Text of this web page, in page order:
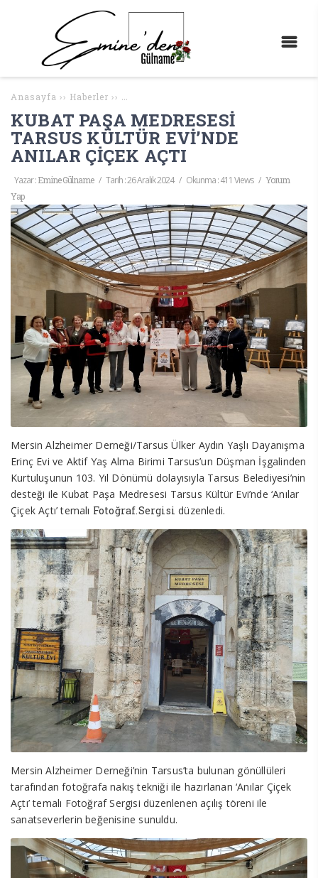
Anasayfa ›› Haberler ›› KUBAT PAŞA MEDRESESİ TARSUS KÜLTÜR
KUBAT PAŞA MEDRESESİ
TARSUS KÜLTÜR EVİ’NDE
ANILAR ÇİÇEK AÇTI
Yazar :Emine Gülname / Tarih :26 Aralık 2024 / Okunma : 411 Views / Yorum
Yap
Mersin Alzheimer Derneği/Tarsus Ülker Aydın Yaşlı Dayanışma
Erinç Evi ve Aktif Yaş Alma Birimi Tarsus’un Düşman İşgalinden
Kurtuluşunun 103. Yıl Dönümü dolayısıyla Tarsus Belediyesi’nin
desteği ile Kubat Paşa Medresesi Tarsus Kültür Evi’nde ‘Anılar
Çiçek Açtı’ temalı Fotoğraf.Sergisi düzenledi.
Mersin Alzheimer Derneği’nin Tarsus’ta bulunan gönüllüleri
tarafından fotoğrafa nakış tekniği ile hazırlanan ‘Anılar Çiçek
Açtı’ temalı Fotoğraf Sergisi düzenlenen açılış töreni ile
sanatseverlerin beğenisine sunuldu.